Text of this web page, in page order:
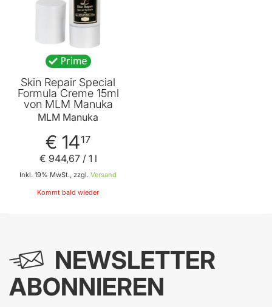
Skin Repair Special
Formula Creme 15ml
von MLM Manuka
MLM Manuka
€ 1417
Inkl. 19% MwSt., zzgl. Versand
€ 944,67/ 1 l
Kommt bald wieder
NEWSLETTER
ABONNIEREN